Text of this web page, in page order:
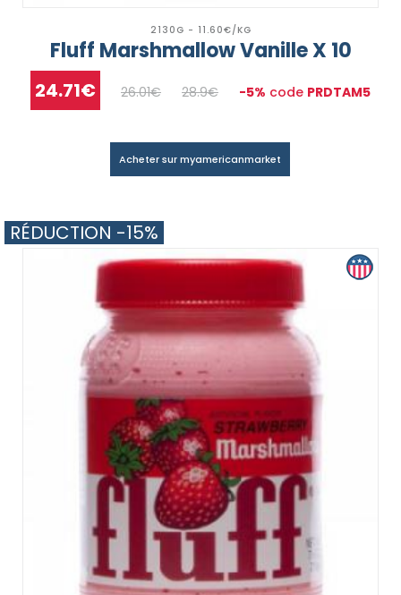
2130G - 11.60€/KG
Fluff Marshmallow Vanille X 10
24.71€ 26.01€ 28.9€ -5% code PRDTAM5
Acheter sur myamericanmarket
RÉDUCTION -15%